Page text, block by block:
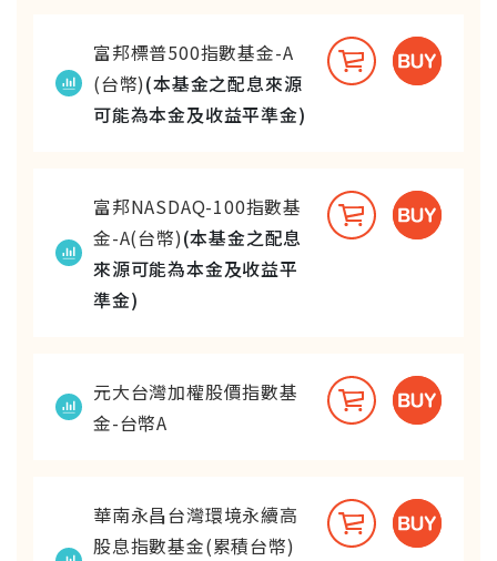
富邦標普500指數基金-A
(台幣)(本基金之配息來源
可能為本金及收益平準金)
富邦NASDAQ-100指數基
金-A(台幣)(本基金之配息
來源可能為本金及收益平
準金)
元大台灣加權股價指數基
金-台幣A
華南永昌台灣環境永續高
股息指數基金(累積台幣)